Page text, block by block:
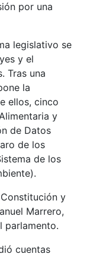
por una
legislativo se
y el
Tras una
la
ellos, cinco
y
de Datos
de los
de los
y
Marrero,
parlamento.
cuentas